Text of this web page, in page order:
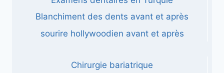
Blanchiment des dents avant et après
sourire hollywoodien avant et après
Chirurgie bariatrique